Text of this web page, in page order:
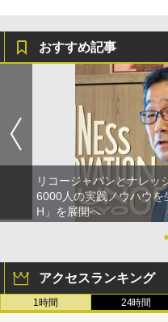
おすすめ記事
リコージャパンとナレッ
6000人の実践ノウハウ
H」を展開へ
アクセスランキング
1時間 24時間